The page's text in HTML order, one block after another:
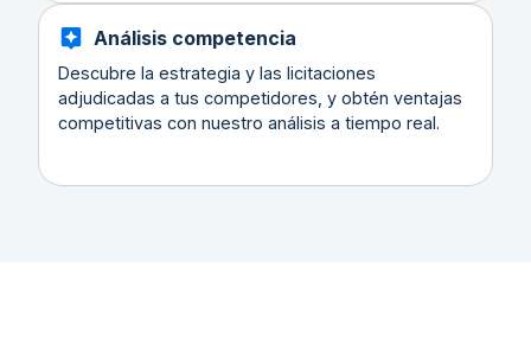
Análisis competencia
Descubre la estrategia y las licitaciones
adjudicadas a tus competidores, y obtén ventajas
competitivas con nuestro análisis a tiempo real.